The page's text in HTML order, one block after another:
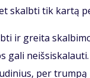
skalbti tik kartą
ir greita
gali
per